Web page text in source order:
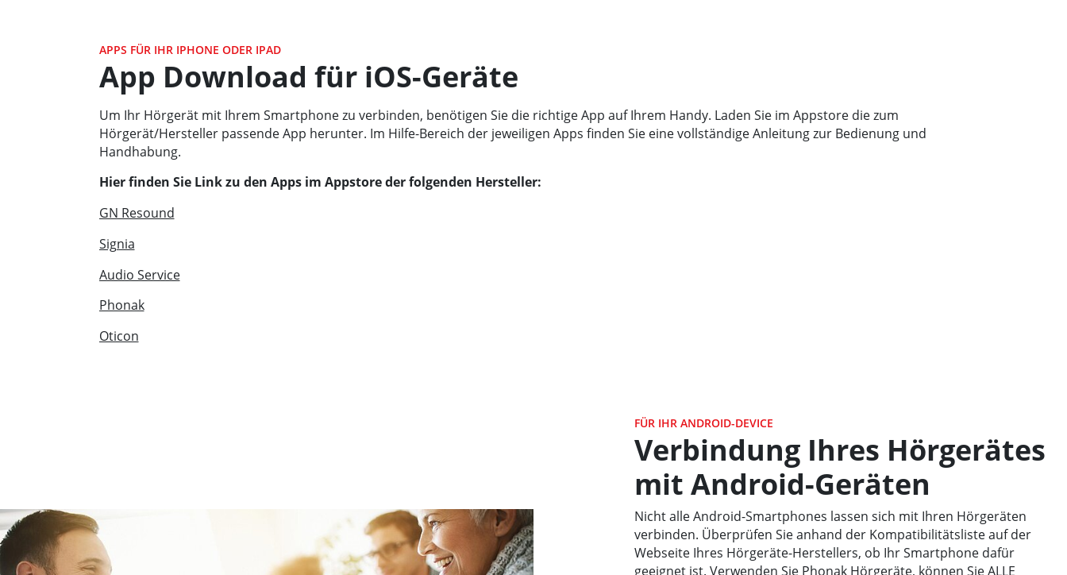
APPS FÜR IHR IPHONE ODER IPAD
App Download für iOS-Geräte
Um Ihr Hörgerät mit Ihrem Smartphone zu verbinden, benötigen Sie die richtige App auf Ihrem Handy. Laden Sie im Appstore die zum
Hörgerät/Hersteller passende App herunter. Im Hilfe-Bereich der jeweiligen Apps finden Sie eine vollständige Anleitung zur Bedienung und
Handhabung.
Hier finden Sie Link zu den Apps im Appstore der folgenden Hersteller:
GN Resound
Signia
Audio Service
Phonak
Oticon
FÜR IHR ANDROID-DEVICE
Verbindung Ihres Hörgerätes
mit Android-Geräten
Nicht alle Android-Smartphones lassen sich mit Ihren Hörgeräten
verbinden. Überprüfen Sie anhand der Kompatibilitätsliste auf der
Webseite Ihres Hörgeräte-Herstellers, ob Ihr Smartphone dafür
geeignet ist. Verwenden Sie Phonak Hörgeräte, können Sie ALLE